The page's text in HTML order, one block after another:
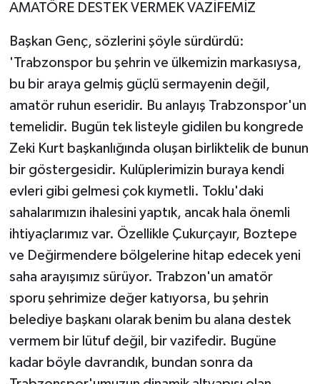
AMATÖRE DESTEK VERMEK VAZİFEMİZ
Başkan Genç, sözlerini şöyle sürdürdü:
'Trabzonspor bu şehrin ve ülkemizin markasıysa,
bu bir araya gelmiş güçlü sermayenin değil,
amatör ruhun eseridir. Bu anlayış Trabzonspor'un
temelidir. Bugün tek listeyle gidilen bu kongrede
Zeki Kurt başkanlığında oluşan birliktelik de bunun
bir göstergesidir. Kulüplerimizin buraya kendi
evleri gibi gelmesi çok kıymetli. Toklu'daki
sahalarımızın ihalesini yaptık, ancak hala önemli
ihtiyaçlarımız var. Özellikle Çukurçayır, Boztepe
ve Değirmendere bölgelerine hitap edecek yeni
saha arayışımız sürüyor. Trabzon'un amatör
sporu şehrimize değer katıyorsa, bu şehrin
belediye başkanı olarak benim bu alana destek
vermem bir lütuf değil, bir vazifedir. Bugüne
kadar böyle davrandık, bundan sonra da